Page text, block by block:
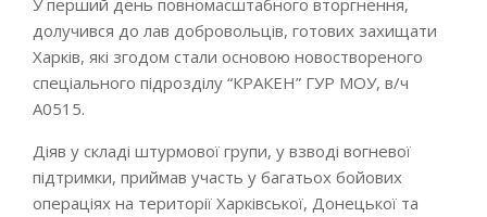
У перший день повномасштабного вторгнення,
долучився до лав добровольців, готових захищати
Харків, які згодом стали основою новоствореного
спеціального підрозділу “КРАКЕН” ГУР МОУ, в/ч
А0515.
Діяв у складі штурмової групи, у взводі вогневої
підтримки, приймав участь у багатьох бойових
операціях на території Харківської, Донецької та